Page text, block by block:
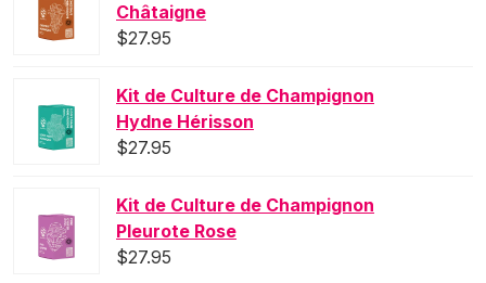
Châtaigne
$27.95
Kit de Culture de Champignon
Hydne Hérisson
$27.95
Kit de Culture de Champignon
Pleurote Rose
$27.95